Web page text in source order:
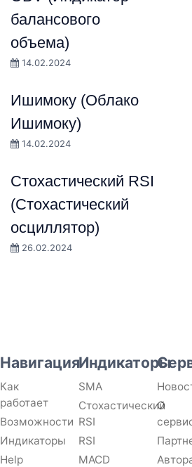
балансового
объема)
14.02.2024
Ишимоку (Облако
Ишимоку)
14.02.2024
Стохастический RSI
(Стохастический
осциллятор)
26.02.2024
Навигация
Как
работает
Возможности
Индикаторы
Help
Индикаторы
SMA
Стохастический
RSI
RSI
MACD
О